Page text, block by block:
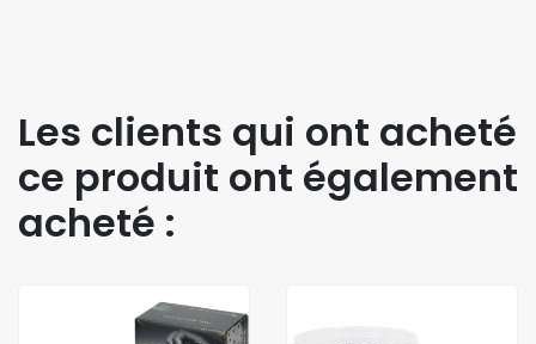
Les clients qui ont acheté
ce produit ont également
acheté :